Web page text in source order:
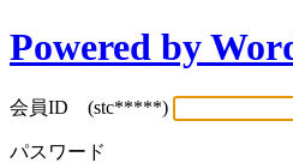
Powered by
会員ID (stc*****)
パスワード